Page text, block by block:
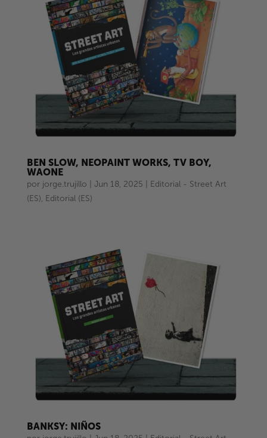
BEN SLOW, NEOPAINT WORKS, TV BOY,
WAONE
por jorge.trujillo Jun 18, 2025
Editorial - Street Art
(ES), Editorial (ES)
BANKSY: NIÑOS